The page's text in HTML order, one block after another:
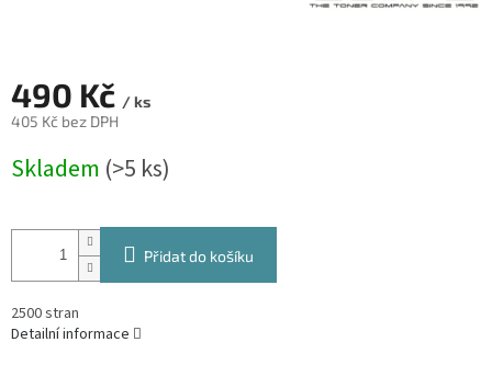
490 Kč / ks
405 Kč bez DPH
cena:
Skladem (>5 ks)
Přidat do košíku
2500 stran
Detailní informace